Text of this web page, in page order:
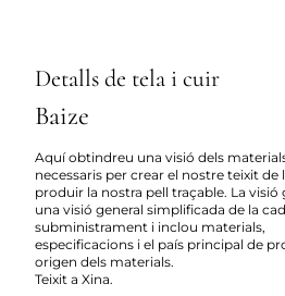
Detalls de tela i cuir
Baize
Aquí obtindreu una visió dels
necessaris per crear el nostre teixit de
produir la nostra pell traçable. La visió
una visió general simplificada de la
subministrament i inclou materials,
especificacions i el país principal de
origen dels materials.
Teixit a Xina.